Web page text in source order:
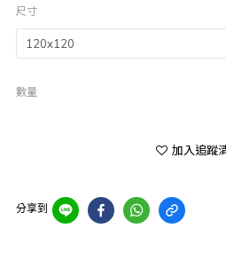
尺寸
數量
加入追蹤
分享到